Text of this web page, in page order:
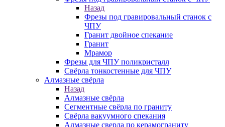
Назад
Фрезы под гравировальный станок с
ЧПУ
Гранит двойное спекание
Гранит
Мрамор
Фрезы для ЧПУ поликристалл
Свёрла тонкостенные для ЧПУ
Алмазные свёрла
Назад
Алмазные свёрла
Сегментные свёрла по граниту
Свёрла вакуумного спекания
Алмазные сверла по керамограниту